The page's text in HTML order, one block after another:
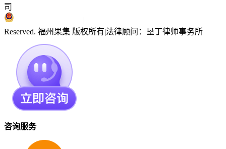
司
|
Reserved. 福州果集 版权所有|法律顾问：垦丁律师事务所
咨询服务